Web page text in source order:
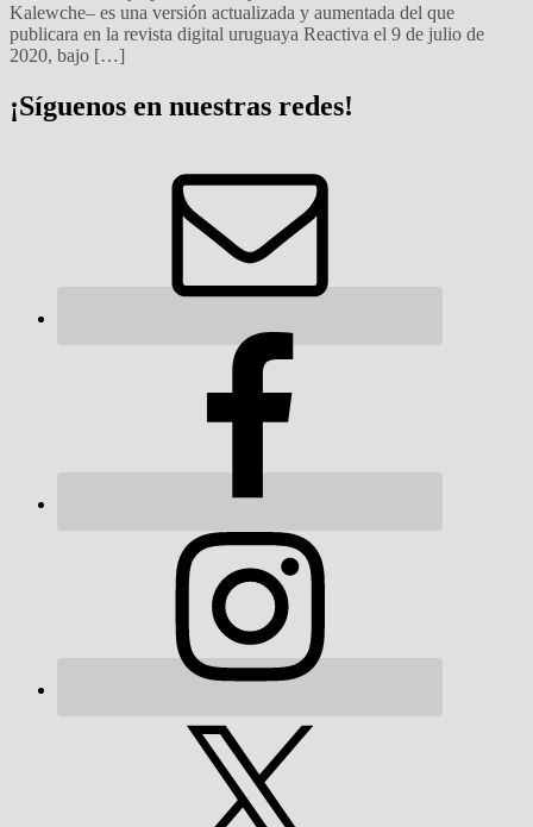
Kalewche– es una versión actualizada y aumentada del que
publicara en la revista digital uruguaya Reactiva el 9 de julio de
2020, bajo […]
¡Síguenos en nuestras redes!